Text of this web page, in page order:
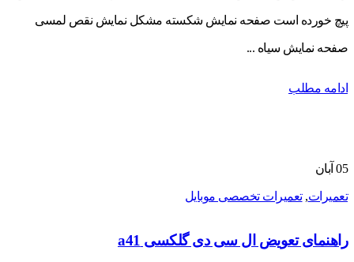
پیچ خورده است صفحه نمایش شکسته مشکل نمایش نقص لمسی
صفحه نمایش سیاه ...
ادامه مطلب
05 آبان
تعمیرات,تعمیرات تخصصی موبایل
راهنمای تعویض ال سی دی گلکسی a41